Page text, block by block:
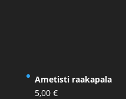
Ametisti raakapala
5,00 €